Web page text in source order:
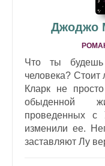
Джоджо
Что ты будешь
человека? Стоит
Кларк не
обыденной
проведенных с
изменили ее.
заставляют Лу